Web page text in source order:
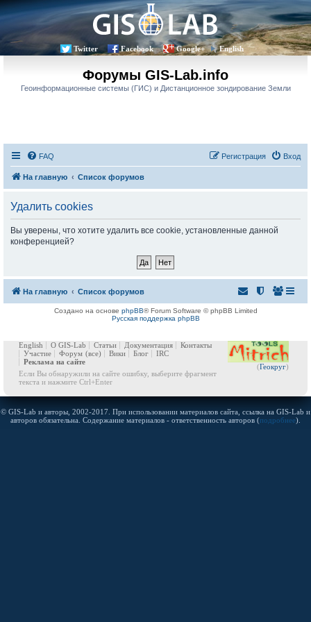
Twitter Facebook Google+ English
Форумы GIS-Lab.info
Геоинформационные системы (ГИС) и Дистанционное зондирование Земли
FAQ Вход
Регистрация
На главную Список форумов
Удалить cookies
Вы уверены, что хотите удалить все cookie, установленные данной
конференцией?
На главную Список форумов
Создано на основе phpBB® Forum Software © phpBB Limited
Русская поддержка phpBB
(Геокруг)
English О GIS-Lab Статьи Документация
Контакты
Участие
Форум (все) Вики Блог
IRC
Реклама на сайте
Если Вы обнаружили на сайте ошибку, выберите фрагмент
текста и нажмите Ctrl+Enter
© GIS-Lab и авторы, 2002-2017. При использовании материалов сайта, ссылка на GIS-Lab и
авторов обязательна. Содержание материалов - ответственность авторов (подробнее).